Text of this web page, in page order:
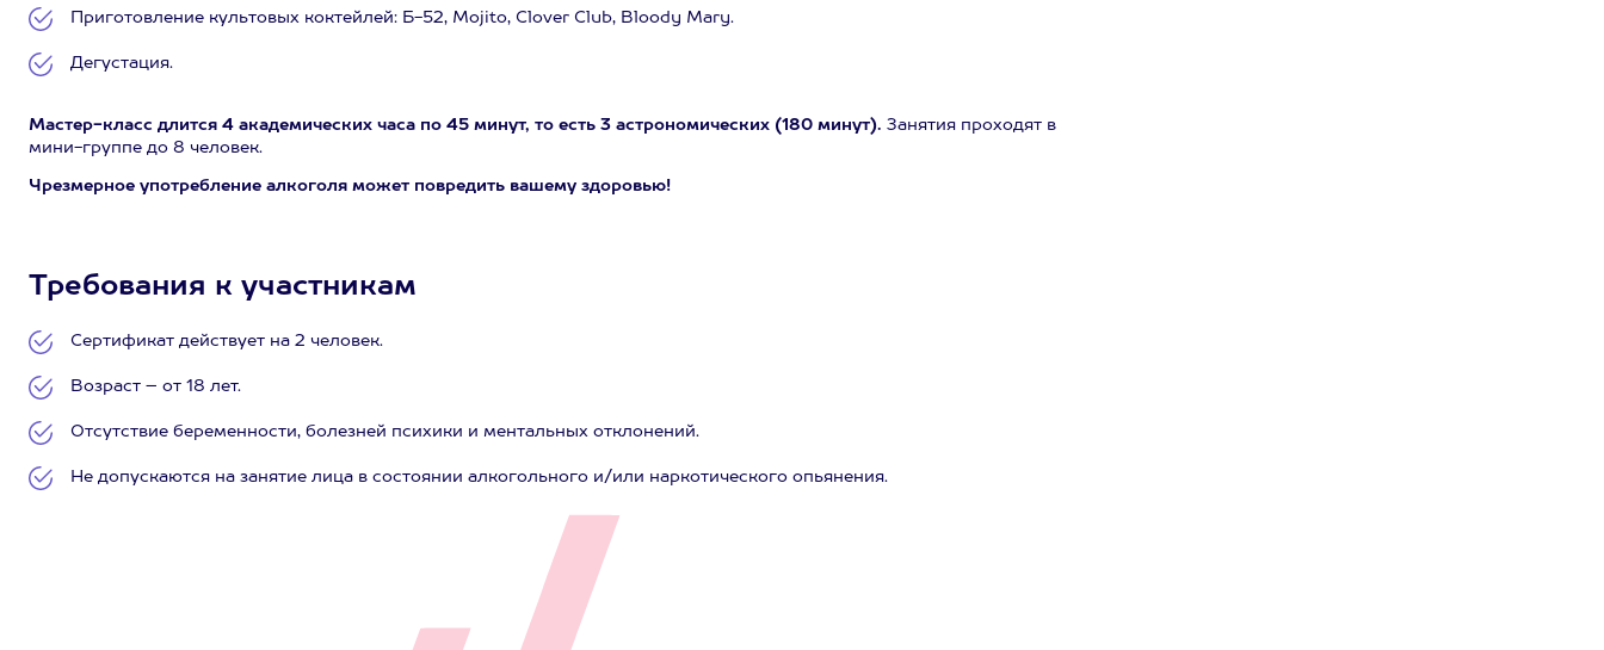
Приготовление культовых коктейлей: Б-52, Mojito, Clover Club, Bloody Mary.
Дегустация.
Мастер-класс длится 4 академических часа по 45 минут, то есть 3 астрономических (180 минут). Занятия проходят в
мини-группе до 8 человек.
Чрезмерное употребление алкоголя может повредить вашему здоровью!
Требования к участникам
Сертификат действует на 2 человек.
Возраст – от 18 лет.
Отсутствие беременности, болезней психики и ментальных отклонений.
Не допускаются на занятие лица в состоянии алкогольного и/или наркотического опьянения.